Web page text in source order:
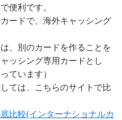
便利です。
ードで、海外キャッシング
、別のカードを作ることを
ッシング専用カードとし
ています）
ては、こちらのサイトで比
比較(インターナショナルカ